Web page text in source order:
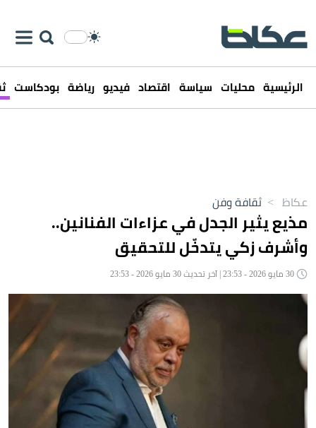
الرئيسية محليات سياسة اقتصاد فيديو رياضة بودكاست
عكاظ > ثقافة وفن
مذيع يثير الجدل في عزاءات الفنانين..
وأشرف زكي يتدخّل للتحقيق